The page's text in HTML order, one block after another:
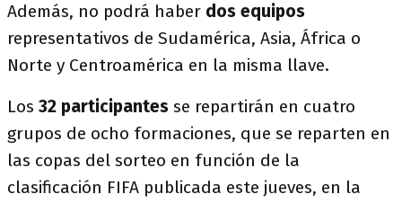
Además, no podrá haber dos equipos
representativos de Sudamérica, Asia, África o
Norte y Centroamérica en la misma llave.
Los 32 participantes se repartirán en cuatro
grupos de ocho formaciones, que se reparten en
las copas del sorteo en función de la
clasificación FIFA publicada este jueves, en la